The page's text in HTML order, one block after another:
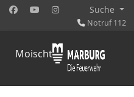
Suche
Notruf 112
Moischt